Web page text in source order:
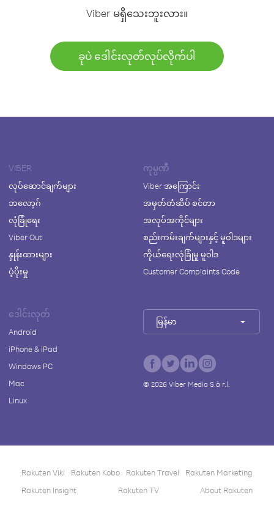
Viber မရှိသေးဘူးလား။
ခုပဲ ဒေါင်းလုတ်လုပ်လိုက်ပါ
VIBER
လုပ်ဆောင်ချက်များ
ဘလော့ဂ်
လုံခြုံရေး
Viber Out
နှုန်းထားများ
ပံ့ပိုးမှု
ကုမ္ပဏီ
Viber အကြောင်း
အမှတ်တံဆိပ် စင်တာ
အလုပ်အကိုင်များ
စည်းကမ်းချက်များနှင့် မူဝါဒများ
ကိုယ်ရေးလုံခြုံမှု မူဝါဒ
Customer Complaints Code
ဒေါင်းလုတ်
Android
iPhone & iPad
Windows PC
Mac
Linux
မြန်မာ
© 2026Viber Media S.à r.l.
Rakuten Viki Rakuten Kobo Rakuten Travel
Rakuten Marketing
Rakuten Insight
Rakuten TV About Rakuten